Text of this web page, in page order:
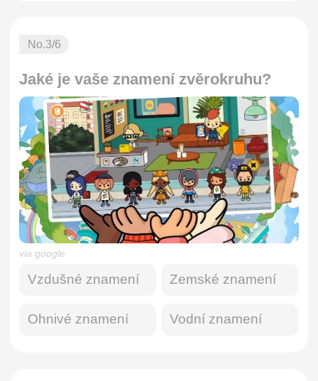
No.3/6
Jaké je vaše znamení zvěrokruhu?
via google
Vzdušné znamení Zemské znamení
Ohnivé znamení Vodní znamení